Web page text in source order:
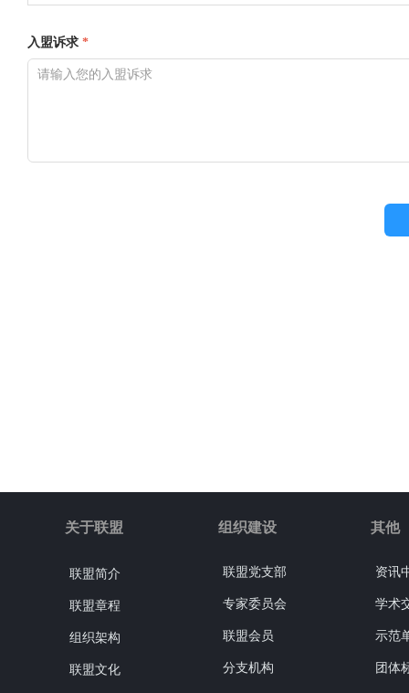
入盟诉求 *
关于联盟
联盟简介
联盟章程
组织架构
联盟文化
联盟党支部
专家委员会
联盟会员
分支机构
组织建设
资讯
学术
示范
团体
其他